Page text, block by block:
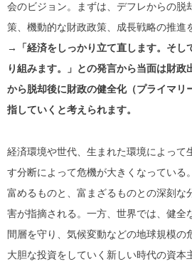
会のビジョン。まずは、デフレからの脱
策、機動的な財政政策、成長戦略の推進
→「経済をしっかり立て直します。そし
り組みます。」との発言から当面は財政
から脱却後に財政の健全化（プライマリ
指していくと考えられます。
経済環境や世代、生まれた環境によって
す分断によって危機が大きくなっている
富めるものと、富まざるものとの深刻な
害が指摘される。一方、世界では、健全
間層を守り、気候変動などの地球規模の
大胆な投資をしていく新しい時代の資本